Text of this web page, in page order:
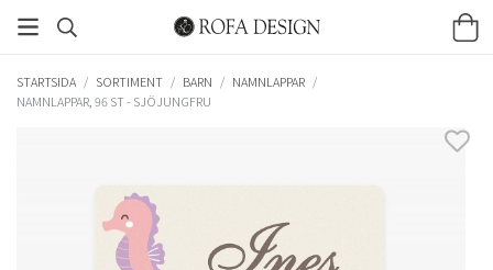
STARTSIDA / SORTIMENT / BARN / NAMNLAPPAR /
NAMNLAPPAR, 96 ST - SJÖJUNGFRU